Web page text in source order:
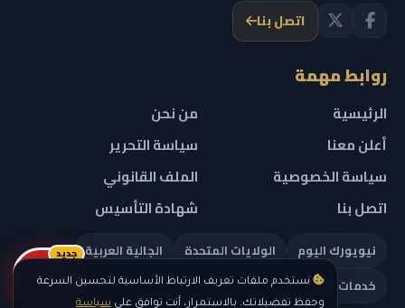
نستخدم ملفات تعريف الارتباط الأساسية لتحسين السرعة
وحفظ تفضيلاتك. بالاستمرار، أنت توافق على سياسة
اتصل بنا
روابط مهمة
الرئيسية
من نحن
أعلن معنا
سياسة التحرير
سياسة الخصوصية
الملف القانوني
اتصل بنا
شهادة التأسيس
نيويورك اليوم الولايات المتحدة
الجالية العربية
خدمات تهمك
ريلز
جديد